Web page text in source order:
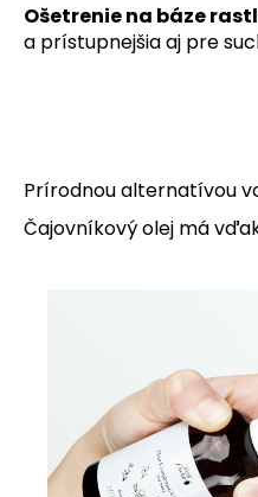
Ošetrenie na báze
a prístupnejšia aj pre
Prírodnou alternatívou
Čajovníkový olej má